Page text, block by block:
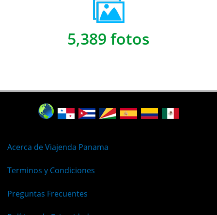
5,389 fotos
Acerca de Viajenda Panama
Terminos y Condiciones
Preguntas Frecuentes